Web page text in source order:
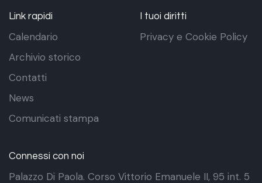
Link rapidi
Calendario
Archivio storico
Contatti
News
Comunicati stampa
I tuoi diritti
Privacy e Cookie Policy
Connessi con noi
Palazzo Di Paola. Corso Vittorio Emanuele II, 95 int. 5